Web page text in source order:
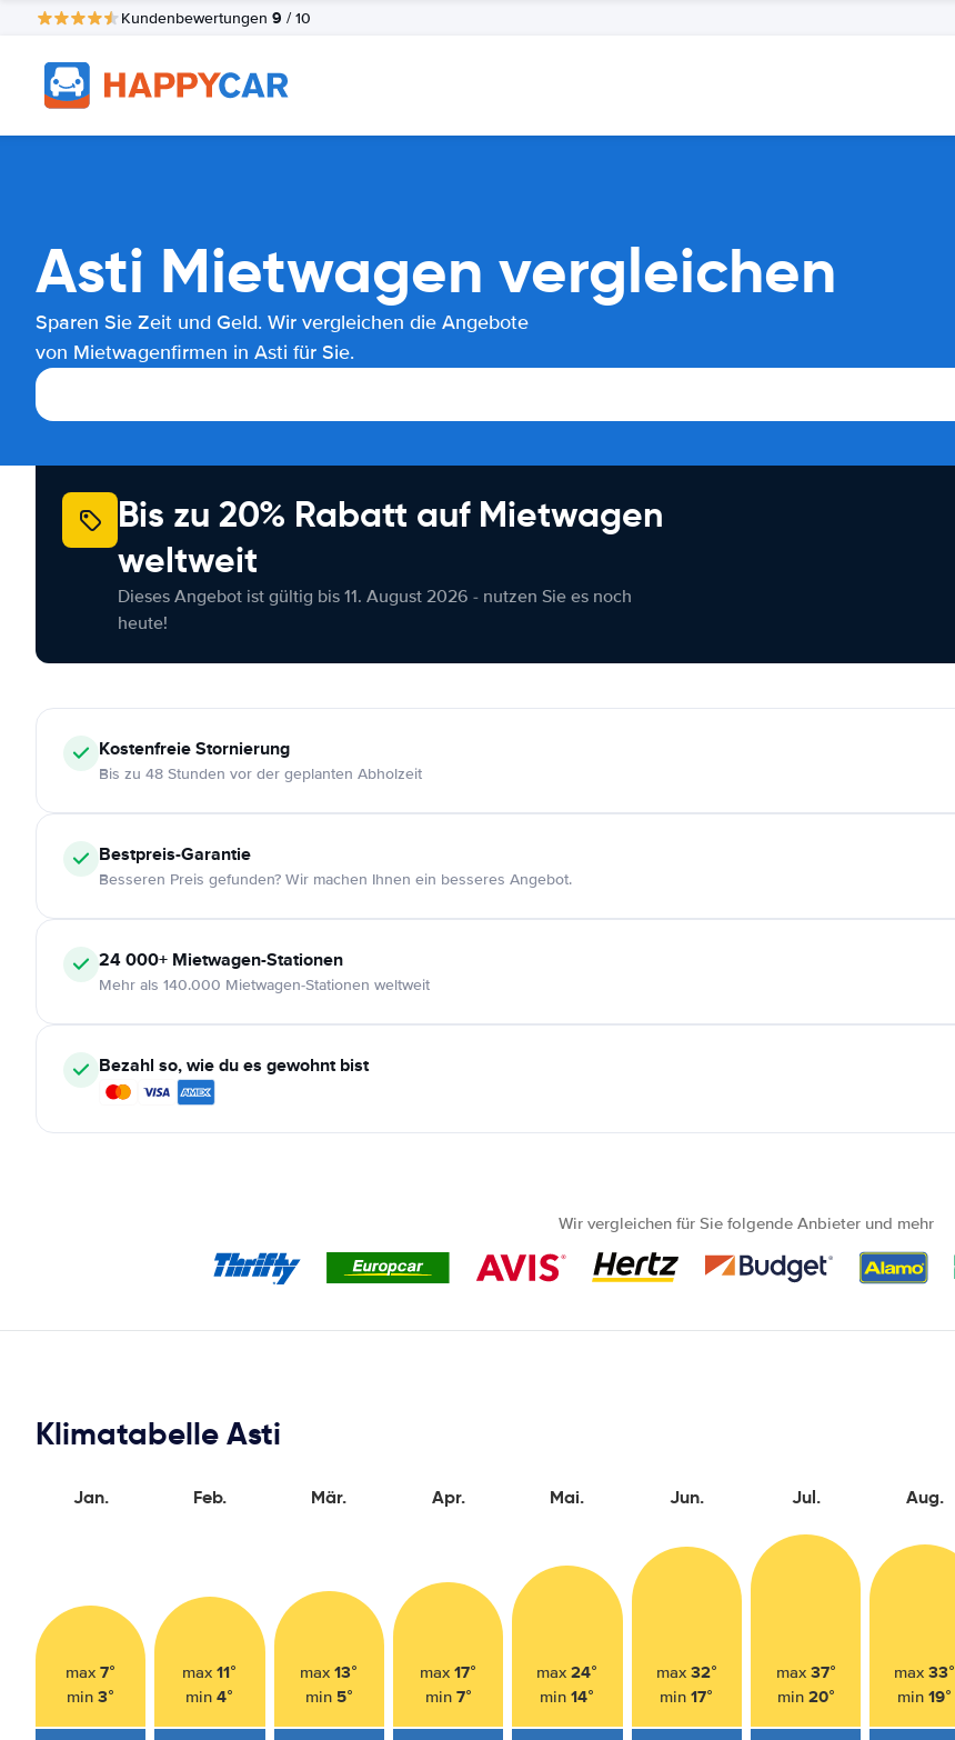
Kundenbewertungen 9 / 10
Asti Mietwagen vergleichen
Sparen Sie Zeit und Geld. Wir vergleichen die Angebote
von Mietwagenfirmen in Asti für Sie.
Bis zu 20% Rabatt auf Mietwagen
weltweit
Dieses Angebot ist gültig bis 11. August 2026 - nutzen Sie es noch
heute!
KostenfreieStornierung
Bis zu 48 Stunden vor der geplanten Abholzeit
Bestpreis-Garantie
Besseren Preis gefunden? Wir machen Ihnen ein besseres Angebot.
24 000+ Mietwagen-Stationen
Mehr als 140.000 Mietwagen-Stationen weltweit
Bezahl so, wie du es gewohnt bist
Wir vergleichen für Sie folgende Anbieter und mehr
Klimatabelle Asti
Jan.
max7°
min3°
Feb.
max11°
min4°
Mär.
max13°
min 5°
Apr.
max17°
min 7°
Mai.
max24°
min14°
Jun.
max 32°
min17°
Jul.
max 37°
min 20°
Aug.
max33°
min19°